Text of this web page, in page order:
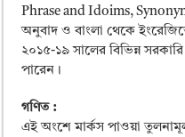
Phrase and Idoims,
অনুবাদ ও বাংলা থেকে
২০১৫-১৯ সালের বিভিন্ন
পারেন।
গণিত :
এই অংশে মার্কস পাওয়া